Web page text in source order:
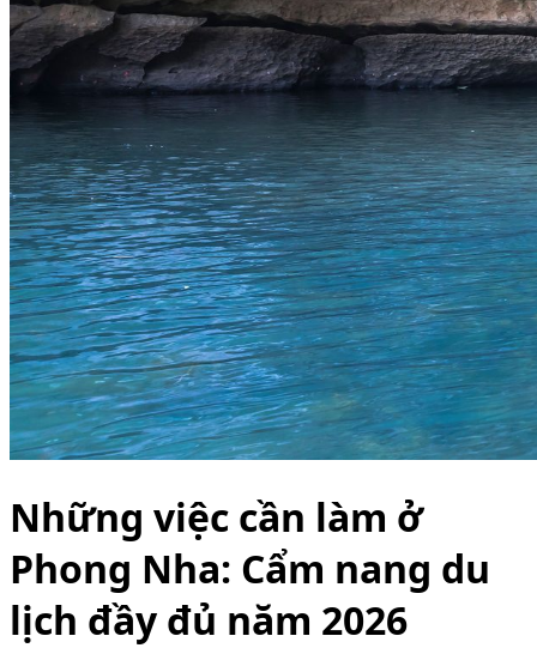
Những việc cần làm ở
Phong Nha: Cẩm nang du
lịch đầy đủ năm 2026